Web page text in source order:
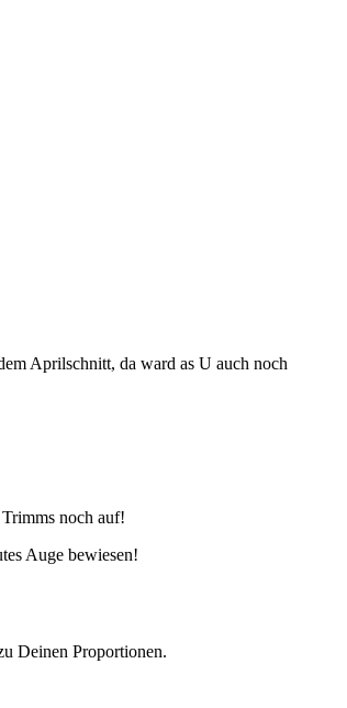
Aprilschnitt, da ward as U auch noch
noch auf!
Auge bewiesen!
Deinen Proportionen.